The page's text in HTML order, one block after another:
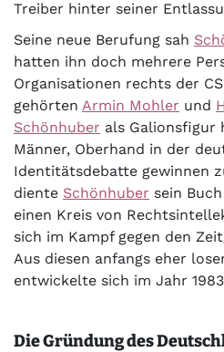
Treiber hinter seiner
Seine neue Berufung sah
hatten ihn doch mehrere
Organisationen rechts der
gehörten Armin Mohler und
Schönhuber als Galionsfigur
Männer, Oberhand in der
Identitätsdebatte gewinnen
diente Schönhuber sein
einen Kreis von
sich im Kampf gegen den
Aus diesen anfangs eher
entwickelte sich im Jahr
Die Gründung des